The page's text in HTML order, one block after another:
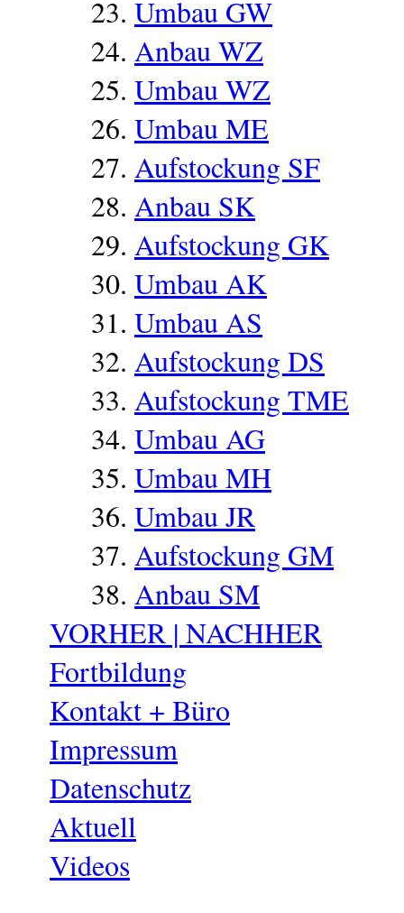
Umbau GW
Anbau WZ
Umbau WZ
Umbau ME
Aufstockung SF
Anbau SK
Aufstockung GK
Umbau AK
Umbau AS
Aufstockung DS
Aufstockung TME
Umbau AG
Umbau MH
Umbau JR
Aufstockung GM
Anbau SM
VORHER | NACHHER
Fortbildung
Kontakt + Büro
Impressum
Datenschutz
Aktuell
Videos